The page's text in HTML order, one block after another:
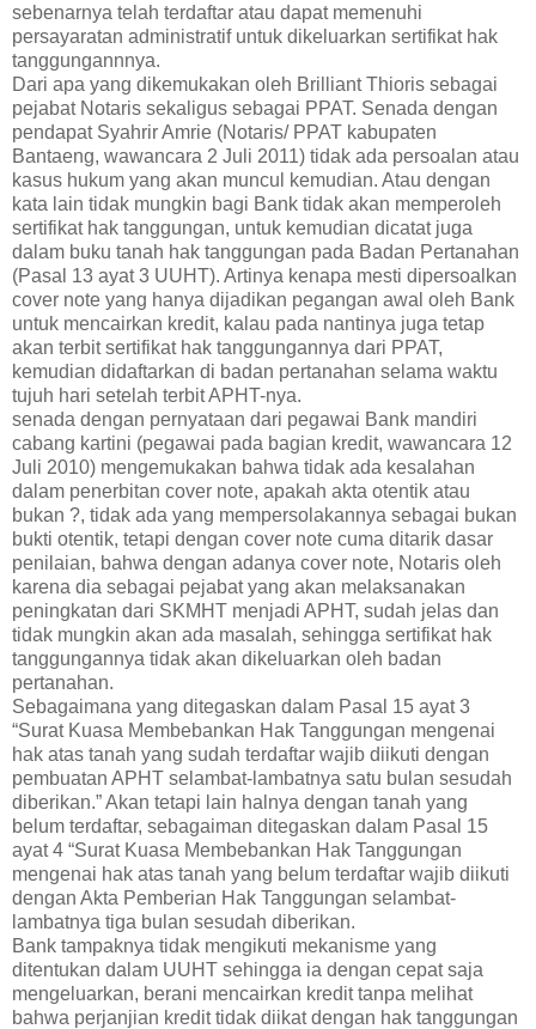
sebenarnya telah terdaftar atau dapat memenuhi
persayaratan administratif untuk dikeluarkan sertifikat hak
tanggungannnya.
Dari apa yang dikemukakan oleh Brilliant Thioris sebagai
pejabat Notaris sekaligus sebagai PPAT. Senada dengan
pendapat Syahrir Amrie (Notaris/ PPAT kabupaten
Bantaeng, wawancara 2 Juli 2011) tidak ada persoalan atau
kasus hukum yang akan muncul kemudian. Atau dengan
kata lain tidak mungkin bagi Bank tidak akan memperoleh
sertifikat hak tanggungan, untuk kemudian dicatat juga
dalam buku tanah hak tanggungan pada Badan Pertanahan
(Pasal 13 ayat 3 UUHT). Artinya kenapa mesti dipersoalkan
cover note yang hanya dijadikan pegangan awal oleh Bank
untuk mencairkan kredit, kalau pada nantinya juga tetap
akan terbit sertifikat hak tanggungannya dari PPAT,
kemudian didaftarkan di badan pertanahan selama waktu
tujuh hari setelah terbit APHT-nya.
senada dengan pernyataan dari pegawai Bank mandiri
cabang kartini (pegawai pada bagian kredit, wawancara 12
Juli 2010) mengemukakan bahwa tidak ada kesalahan
dalam penerbitan cover note, apakah akta otentik atau
bukan ?, tidak ada yang mempersolakannya sebagai bukan
bukti otentik, tetapi dengan cover note cuma ditarik dasar
penilaian, bahwa dengan adanya cover note, Notaris oleh
karena dia sebagai pejabat yang akan melaksanakan
peningkatan dari SKMHT menjadi APHT, sudah jelas dan
tidak mungkin akan ada masalah, sehingga sertifikat hak
tanggungannya tidak akan dikeluarkan oleh badan
pertanahan.
Sebagaimana yang ditegaskan dalam Pasal 15 ayat 3
“Surat Kuasa Membebankan Hak Tanggungan mengenai
hak atas tanah yang sudah terdaftar wajib diikuti dengan
pembuatan APHT selambat-lambatnya satu bulan sesudah
diberikan.” Akan tetapi lain halnya dengan tanah yang
belum terdaftar, sebagaiman ditegaskan dalam Pasal 15
ayat 4 “Surat Kuasa Membebankan Hak Tanggungan
mengenai hak atas tanah yang belum terdaftar wajib diikuti
dengan Akta Pemberian Hak Tanggungan selambat-
lambatnya tiga bulan sesudah diberikan.
Bank tampaknya tidak mengikuti mekanisme yang
ditentukan dalam UUHT sehingga ia dengan cepat saja
mengeluarkan, berani mencairkan kredit tanpa melihat
bahwa perjanjian kredit tidak diikat dengan hak tanggungan